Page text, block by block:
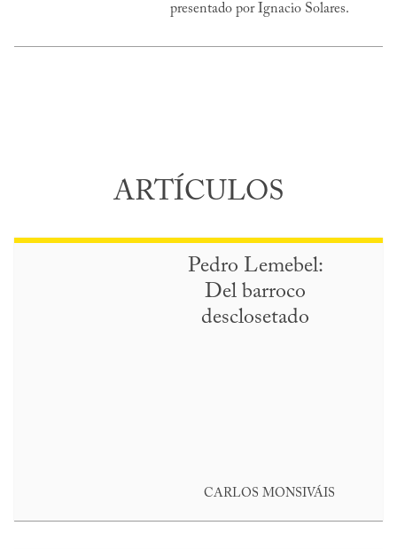
presentado por Ignacio Solares.
ARTÍCULOS
Pedro Lemebel:
Del barroco
desclosetado
CARLOS MONSIVÁIS